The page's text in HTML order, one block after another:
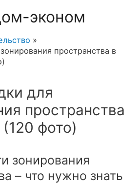
эконом
пространства в
для
пространства
фото)
зонирования
– что нужно знать